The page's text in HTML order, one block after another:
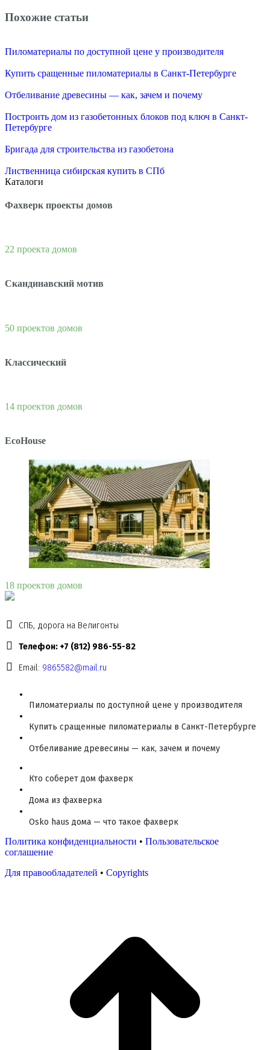
Похожие статьи
Пиломатериалы по доступной цене у производителя
Купить сращенные пиломатериалы в Санкт-Петербурге
Отбеливание древесины — как, зачем и почему
Построить дом из газобетонных блоков под ключ в Санкт-
Петербурге
Бригада для строительства из газобетона
Лиственница сибирская купить в СПб
Каталоги
Фахверк проекты домов
22 проекта домов
Скандинавский мотив
50 проектов домов
Классический
14 проектов домов
EcoHouse
18 проектов домов
СПБ, дорога на Велигонты
Телефон: +7 (812) 986-55-82
Email: 9865582@mail.ru
Пиломатериалы по доступной цене у производителя
Купить сращенные пиломатериалы в Санкт-Петербурге
Отбеливание древесины — как, зачем и почему
Кто соберет дом фахверк
Дома из фахверка
Osko haus дома — что такое фахверк
Политика конфиденциальности • Пользовательское
соглашение
Для правообладателей • Copyrights